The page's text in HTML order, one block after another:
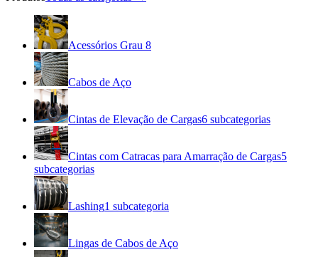
Acessórios Grau 8
Cabos de Aço
Cintas de Elevação de Cargas6 subcategorias
Cintas com Catracas para Amarração de Cargas5
subcategorias
Lashing1 subcategoria
Lingas de Cabos de Aço